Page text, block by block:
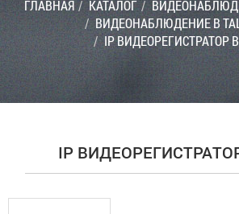
ГЛАВНАЯ
КОНФИГУРАТОР
КАТАЛОГ
ГЛАВНАЯ КАТАЛОГ
ВИДЕОНАБЛЮДЕНИЕ В
IP ВИДЕОРЕГИСТРАТОР
IP